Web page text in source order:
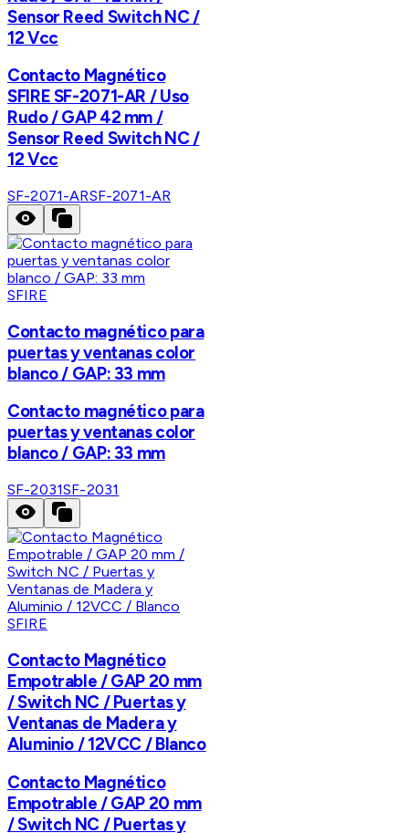
Sensor Reed Switch NC /
12 Vcc
Contacto Magnético
SFIRE SF-2071-AR / Uso
Rudo / GAP 42 mm /
Sensor Reed Switch NC /
12 Vcc
SF-2071-ARSF-2071-AR
SFIRE
Contacto magnético para
puertas y ventanas color
blanco / GAP: 33 mm
Contacto magnético para
puertas y ventanas color
blanco / GAP: 33 mm
SF-2031SF-2031
SFIRE
Contacto Magnético
Empotrable / GAP 20 mm
/ Switch NC / Puertas y
Ventanas de Madera y
Aluminio / 12VCC / Blanco
Contacto Magnético
Empotrable / GAP 20 mm
/ Switch NC / Puertas y